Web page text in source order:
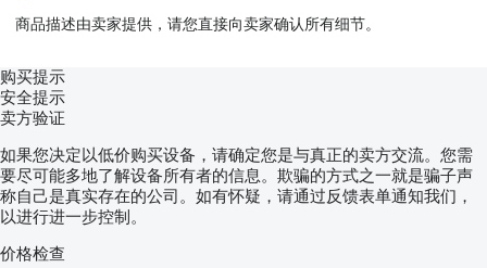
商品描述由卖家提供，请您直接向卖家确认所有细节。
购买提示
安全提示
卖方验证
如果您决定以低价购买设备，请确定您是与真正的卖方交流。您需
要尽可能多地了解设备所有者的信息。欺骗的方式之一就是骗子声
称自己是真实存在的公司。如有怀疑，请通过反馈表单通知我们，
以进行进一步控制。
价格检查